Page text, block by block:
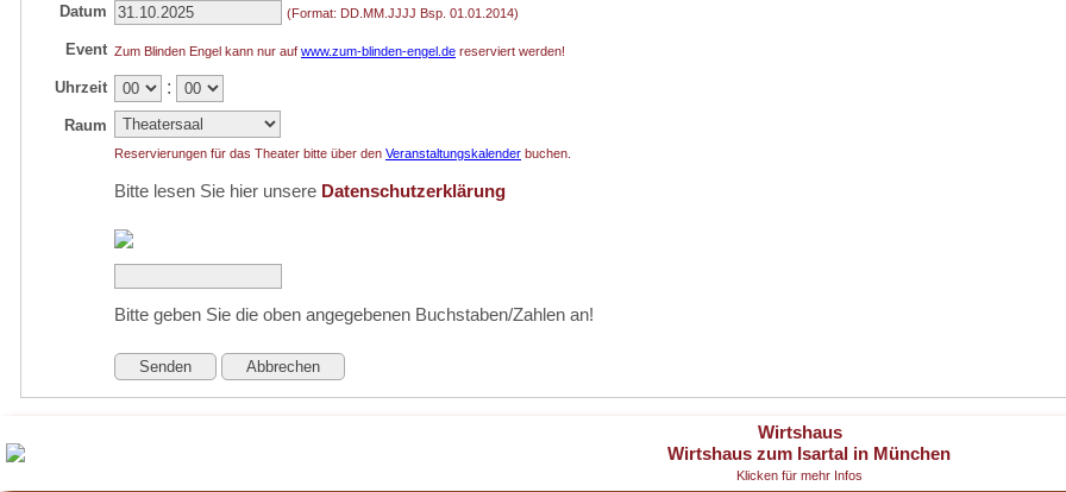
Datum (Format: DD.MM.JJJJ Bsp. 01.01.2014)
Event Zum Blinden Engel kann nur auf www.zum-blinden-engel.de reserviert werden!
Uhrzeit :
Raum
Reservierungen für das Theater bitte über den Veranstaltungskalender buchen.
Bitte lesen Sie hier unsere Datenschutzerklärung
Bitte geben Sie die oben angegebenen Buchstaben/Zahlen an!
Senden Abbrechen
Wirtshaus
Klicken für mehr Infos